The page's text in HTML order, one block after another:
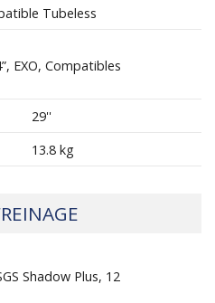
Tubeless
EXO, Compatibles
29''
13.8 kg
Shadow Plus, 12